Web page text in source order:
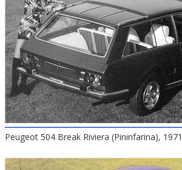
Peugeot 504 Break Riviera (Pininfarina), 1971